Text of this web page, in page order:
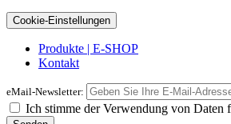
Cookie-Einstellungen
Produkte | E-SHOP
Kontakt
eMail-Newsletter:
Ich stimme der Verwendung von Daten